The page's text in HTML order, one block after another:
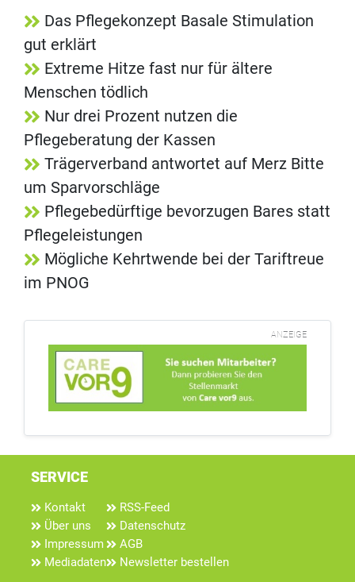
Das Pflegekonzept Basale Stimulation
gut erklärt
Extreme Hitze fast nur für ältere
Menschen tödlich
Nur drei Prozent nutzen die
Pflegeberatung der Kassen
Trägerverband antwortet auf Merz Bitte
um Sparvorschläge
Pflegebedürftige bevorzugen Bares statt
Pflegeleistungen
Mögliche Kehrtwende bei der Tariftreue
im PNOG
ANZEIGE
SERVICE
Kontakt
Über uns
Impressum
Mediadaten
RSS-Feed
Datenschutz
AGB
Newsletter bestellen